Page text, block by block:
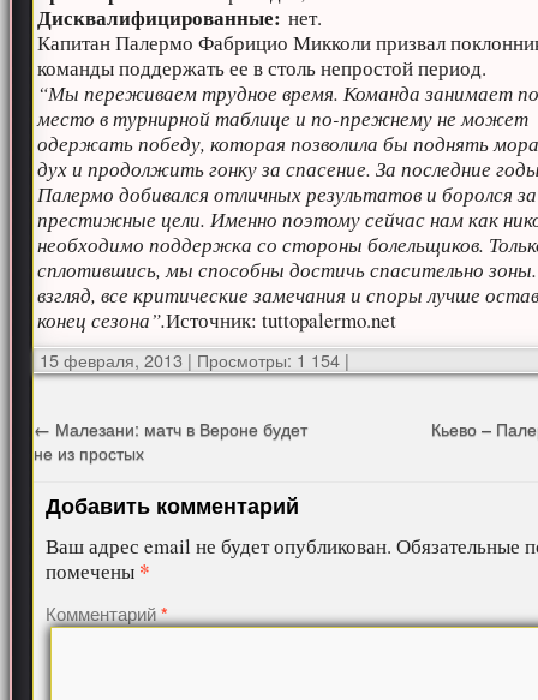
Дисквалифицированные: нет.
Капитан Палермо Фабрицио Микколи призвал
команды поддержать ее в столь непростой период.
“Мы переживаем трудное время. Команда занимает
место в турнирной таблице и по-прежнему не может
одержать победу, которая позволила бы поднять
дух и продолжить гонку за спасение. За последние
Палермо добивался отличных результатов и боролся за
престижные цели. Именно поэтому сейчас нам как
необходимо поддержка со стороны болельщиков.
сплотившись, мы способны достичь спасительно
взгляд, все критические замечания и споры лучше
конец сезона”.Источник: tuttopalermo.net
15 февраля, 2013 | Просмотры: 1 154 |
← Малезани: матч в Вероне будет
не из простых
Кьево –
Добавить комментарий
Ваш адрес email не будет опубликован. Обязательные
помечены *
Комментарий*